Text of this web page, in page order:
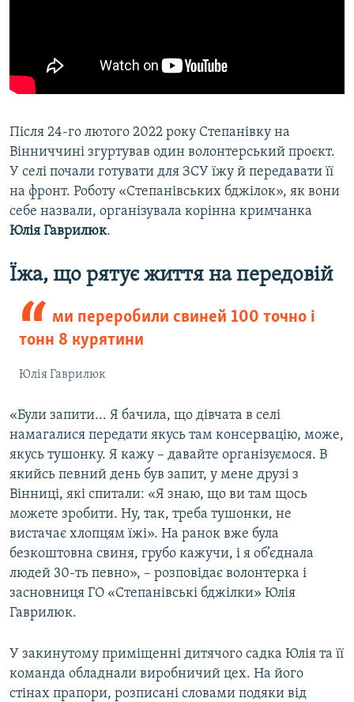
Після 24-го лютого 2022 року Степанівку на
Вінниччині згуртував один волонтерський проєкт.
У селі почали готувати для ЗСУ їжу й передавати її
на фронт. Роботу «Степанівських бджілок», як вони
себе назвали, організувала корінна кримчанка
Юлія Гаврилюк.
Їжа, що рятує життя на передовій
ми переробили свиней 100 точно і
тонн 8 курятини
Юлія Гаврилюк
«Були запити... Я бачила, що дівчата в селі
намагалися передати якусь там консервацію, може,
якусь тушонку. Я кажу – давайте організуємося. В
якийсь певний день був запит, у мене друзі з
Вінниці, які спитали: «Я знаю, що ви там щось
можете зробити. Ну, так, треба тушонки, не
вистачає хлопцям їжі». На ранок вже була
безкоштовна свиня, грубо кажучи, і я об’єднала
людей 30-ть певно», – розповідає волонтерка і
засновниця ГО «Степанівські бджілки» Юлія
Гаврилюк.
У закинутому приміщенні дитячого садка Юлія та її
команда обладнали виробничий цех. На його
стінах прапори, розписані словами подяки від